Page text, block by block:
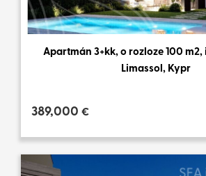
Apartmán 3+kk, o rozloze 100 m2,
Limassol, Kypr
389,000 €